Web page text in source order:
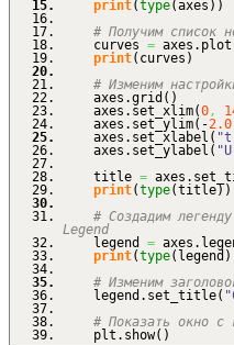
print(type(axes ) )
# Получим список
curves = axes. plot
print( curves )
# Изменим
axes.grid ( )
axes. set_xlim(0,
axes. set_ylim( -2.0
axes. set_xlabel (
axes. set_ylabel (
title = axes.
print(type(title) )
# Создадим
Legend
legend = axes.
print(type( legend )
# Изменим
legend. set_title(
# Показать окно с
plt. show( )